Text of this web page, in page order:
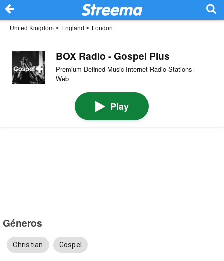
United Kingdom > England > London
BOX Radio - Gospel Plus
Premium Defined Music Internet Radio Stations ·
Web
Play
Géneros
Christian Gospel